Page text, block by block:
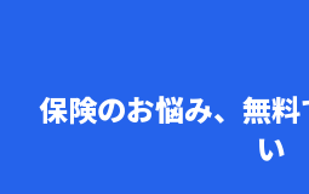
保険のお悩み、無
い